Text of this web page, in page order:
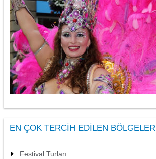
EN ÇOK TERCIH EDILEN BÖLGELER
Festival Turları